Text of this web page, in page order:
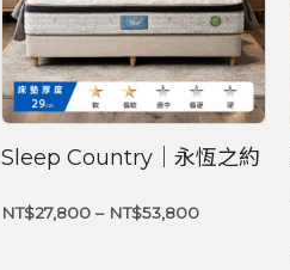
Sleep Country｜永恆之約
NT$27,800 – NT$53,800